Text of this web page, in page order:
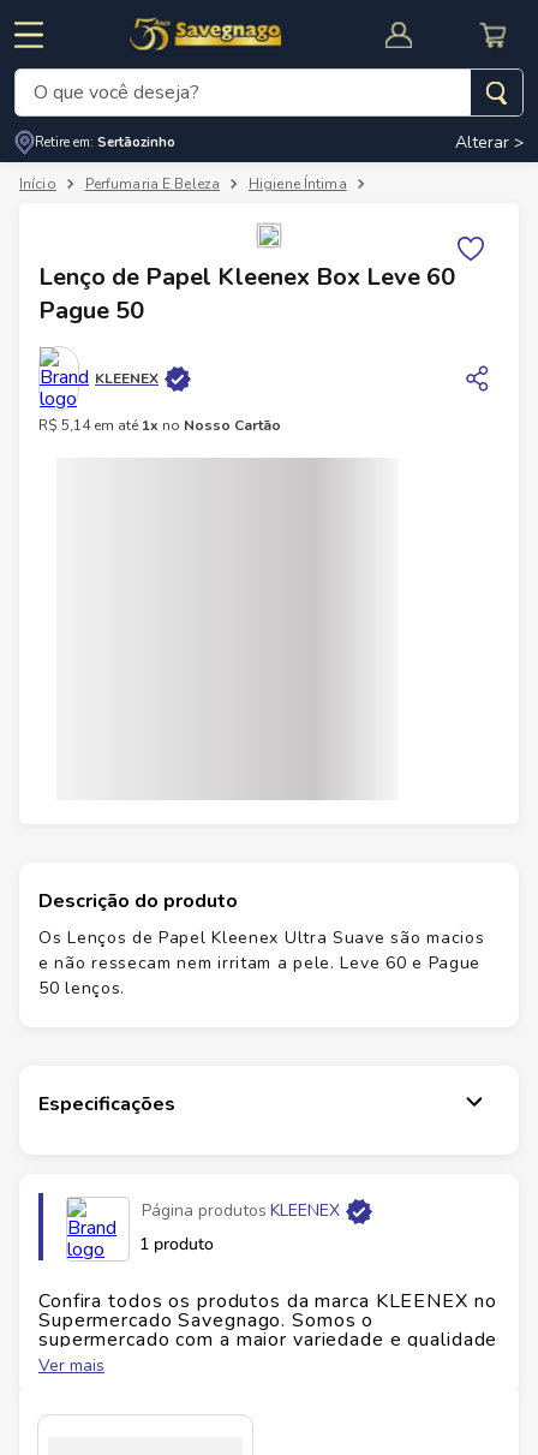
CUPOM DE DESCONTO
O que você deseja?
Retire em: Sertãozinho Alterar >
Perfumaria E Beleza Higiene Íntima
Lenço de Papel Kleenex Box Leve 60
Pague 50
KLEENEX
R$ 5,14em até 1x no Nosso Cartão
Descrição do produto
Os Lenços de Papel Kleenex Ultra Suave são macios
e não ressecam nem irritam a pele. Leve 60 e Pague
50 lenços.
Especificações
Página produtos KLEENEX
1 produto
Confira todos os produtos da marca KLEENEX no
Supermercado Savegnago. Somos o
supermercado com a maior variedade e qualidade
do Brasil!
de produtos KLEENEX, confira abaixo:
Ver mais
Termos mais buscados
3º
cerveja
carne
5º arroz